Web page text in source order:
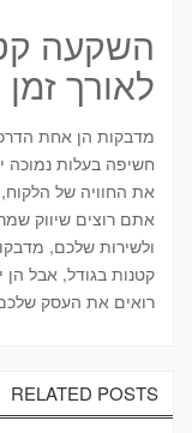
השקעה
לאורך זמן
מדבקות הן אחת
חשיפה בעלות נמוכה
את החוויה של
אתם רוצים שיווק
ולשירות שלכם,
קטנות בגודל, אבל הן
רואים את העסק
RELATED POSTS